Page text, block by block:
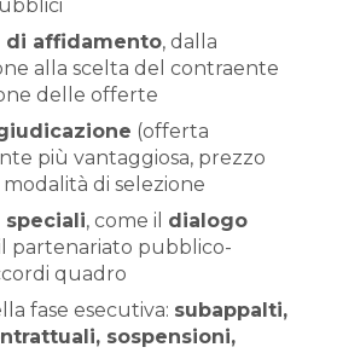
di affidamento, dalla
alla scelta del contraente
delle offerte
(offerta
più vantaggiosa, prezzo
di selezione
, come il dialogo
partenariato pubblico-
quadro
fase esecutiva: subappalti,
sospensioni,